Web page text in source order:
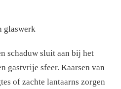
glaswerk
schaduw sluit aan bij het
gastvrije sfeer. Kaarsen van
of zachte lantaarns zorgen